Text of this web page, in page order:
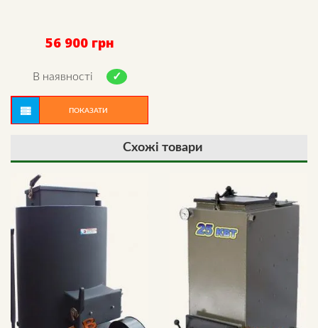
56 900 грн
В наявності
ПОКАЗАТИ
Схожі товари